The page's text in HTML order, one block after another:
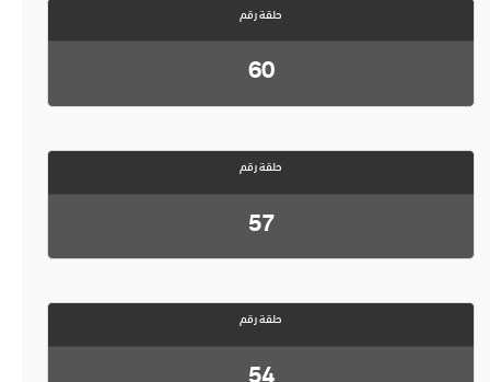
حلقة رقم
60
حلقة رقم
57
حلقة رقم